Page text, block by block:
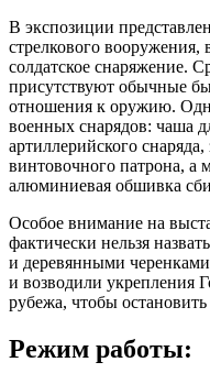
В экспозиции
стрелкового
солдатское снаряжение.
присутствуют обычные
отношения к оружию.
военных снарядов: чаша
артиллерийского
винтовочного патрона, а
алюминиевая обшивка
Особое внимание на
фактически нельзя
и деревянными
и возводили укрепления
рубежа, чтобы
Режим работы: